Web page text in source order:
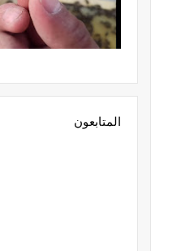
المتابعون